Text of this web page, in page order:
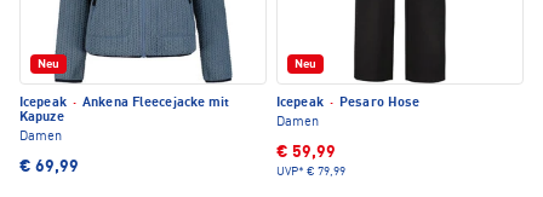
Neu
Icepeak · Ankena Fleecejacke mit
Kapuze
Damen
€ 69,99
Neu
Icepeak · Pesaro Hose
Damen
€ 59,99
UVP* € 79,99